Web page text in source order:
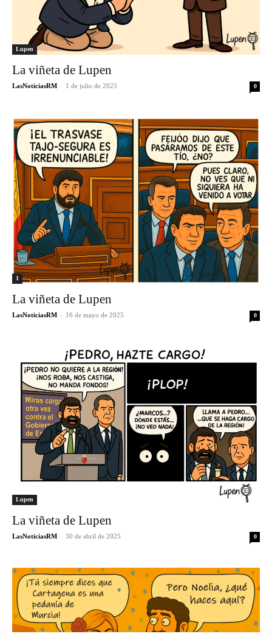
Lupen
La viñeta de Lupen
LasNoticiasRM - 1 de julio de 2025 0
1
La viñeta de Lupen
LasNoticiasRM - 16 de mayo de 2025 0
Lupen
La viñeta de Lupen
LasNoticiasRM - 30 de abril de 2025 0